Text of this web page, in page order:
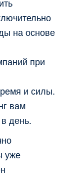
на основе
при
и силы.
вам
день.
уже